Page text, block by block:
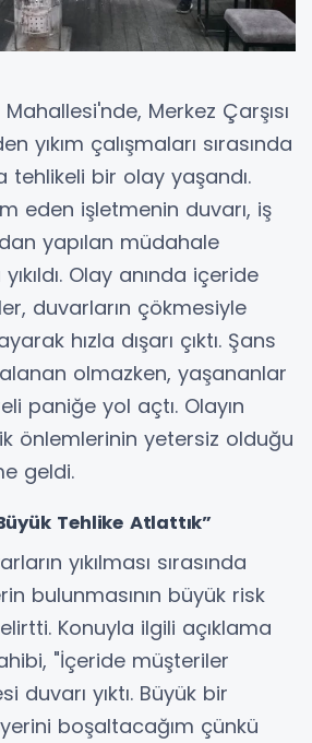
Merkez Çarşısı
yıkım çalışmaları sırasında
tehlikeli bir olay yaşandı.
eden işletmenin duvarı, iş
yapılan müdahale
Olay anında içeride
duvarların çökmesiyle
hızla dışarı çıktı. Şans
olmazken, yaşananlar
paniğe yol açtı. Olayın
önlemlerinin yetersiz olduğu
geldi.
Tehlike Atlattık”
yıkılması sırasında
bulunmasının büyük risk
Konuyla ilgili açıklama
"İçeride müşteriler
duvarı yıktı. Büyük bir
boşaltacağım çünkü